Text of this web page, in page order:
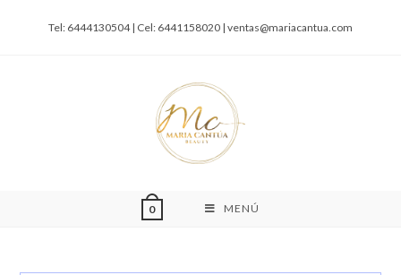
Tel: 6444130504 | Cel: 6441158020 | ventas@mariacantua.com
0 MENÚ